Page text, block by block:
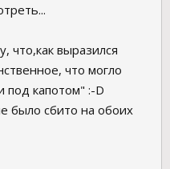
что,как выразился
что могло
под капотом" :-D
было сбито на обоих